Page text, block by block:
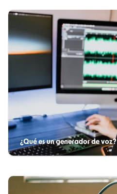
¿Qué es un generador de voz?